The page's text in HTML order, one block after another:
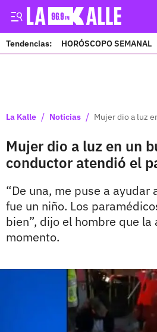
Tendencias: HORÓSCOPO SEMANAL
La Kalle / Noticias / Mujer dio a luz
Mujer dio a luz en un
conductor atendió el
“De una, me puse a ayudar
fue un niño. Los
bien”, dijo el hombre que la
momento.